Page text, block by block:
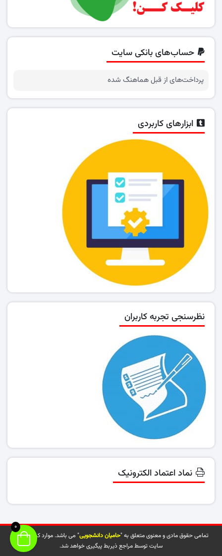
حساب‌های بانکی سایت
پرداخت‌های از قبل هماهنگ شده
ابزارهای کاربردی
نظرسنجی تجربه کاربران
نماد اعتماد الکترونیک
تمامی حقوق مادی و معنوی متعلق به "حامیان دانشجویی" می باشد. موارد کپی شده از
سایت توسط مراجع ذیربط پیگیری خواهد شد.
0